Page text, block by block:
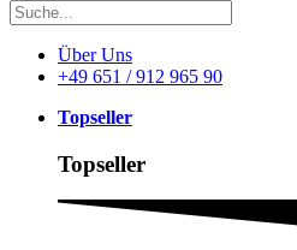
Über Uns
+49 651 / 912 965 90
Topseller
Topseller